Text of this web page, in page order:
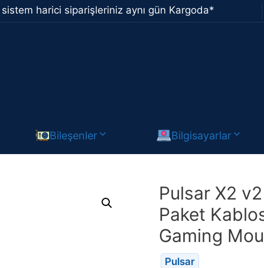
harici siparişleriniz aynı gün Kargoda*
Bileşenler Bilgisayarlar
Pulsar X2
Paket
Gaming
Pulsar